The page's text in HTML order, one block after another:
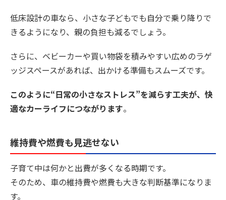
低床設計の車なら、小さな子どもでも自分で乗り降りで
きるようになり、親の負担も減るでしょう。
さらに、ベビーカーや買い物袋を積みやすい広めのラゲ
ッジスペースがあれば、出かける準備もスムーズです。
このように“日常の小さなストレス”を減らす工夫が、快
適なカーライフにつながります。
維持費や燃費も見逃せない
子育て中は何かと出費が多くなる時期です。
そのため、車の維持費や燃費も大きな判断基準になりま
す。